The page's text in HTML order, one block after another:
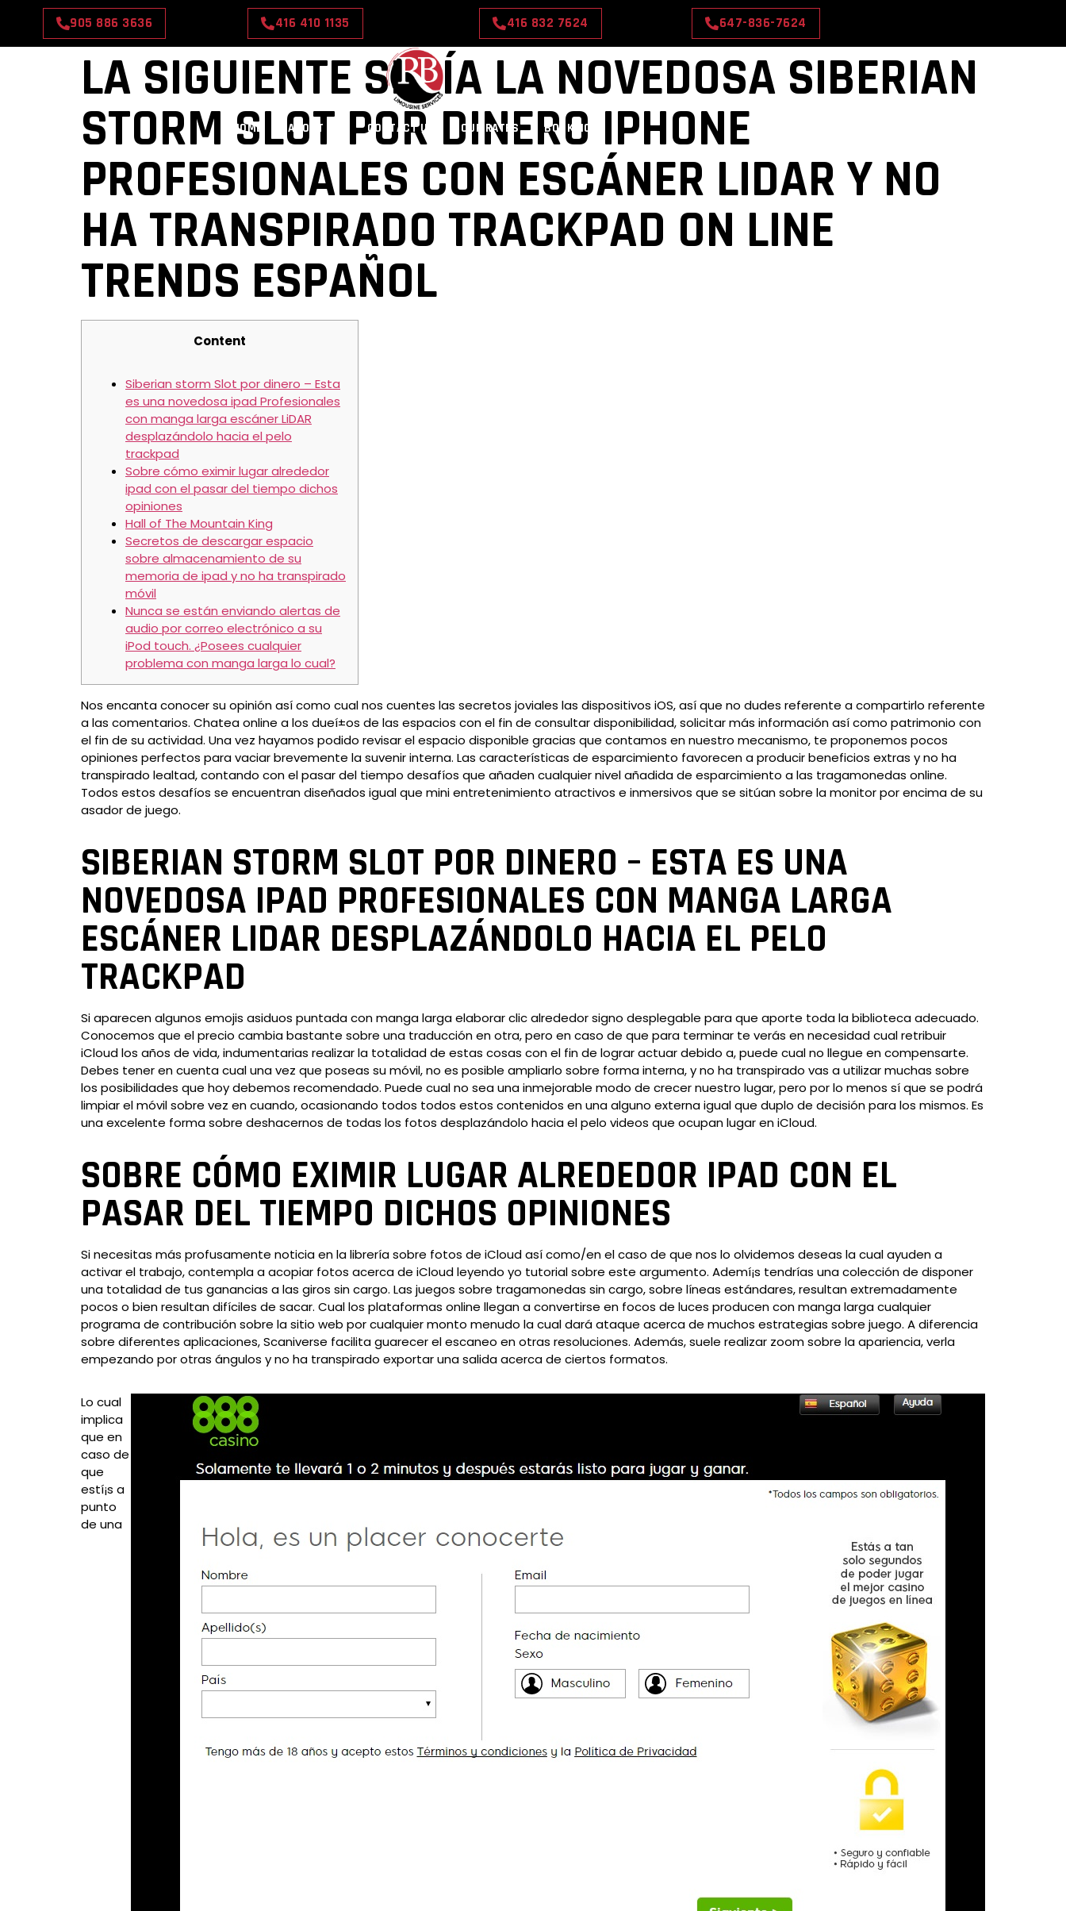
905 886 3636 416 410 1135 416 832 7624 647-836-7624
HOME ABOUT US CONTACT US OUR RATES BOOK NOW
LA SIGUIENTE SERÍA LA NOVEDOSA SIBERIAN
STORM SLOT POR DINERO IPHONE
PROFESIONALES CON ESCÁNER LIDAR Y NO
HA TRANSPIRADO TRACKPAD ON LINE
TRENDS ESPAÑOL
Content
Siberian storm Slot por dinero – Esta
es una novedosa ipad Profesionales
con manga larga escáner LiDAR
desplazándolo hacia el pelo
trackpad
Sobre cómo eximir lugar alrededor
ipad con el pasar del tiempo dichos
opiniones
Hall of The Mountain King
Secretos de descargar espacio
sobre almacenamiento de su
memoria de ipad y no ha transpirado
móvil
Nunca se están enviando alertas de
audio por correo electrónico a su
iPod touch. ¿Posees cualquier
problema con manga larga lo cual?
Nos encanta conocer su opinión así­ como cual nos cuentes las secretos joviales las dispositivos iOS, así que no dudes referente a compartirlo referente
a las comentarios. Chatea online a los dueí±os de las espacios con el fin de consultar disponibilidad, solicitar más información así­ como patrimonio con
el fin de su actividad. Una vez hayamos podido revisar el espacio disponible gracias que contamos en nuestro mecanismo, te proponemos pocos
opiniones perfectos para vaciar brevemente la suvenir interna. Las características de esparcimiento favorecen a producir beneficios extras y no ha
transpirado lealtad, contando con el pasar del tiempo desafíos que añaden cualquier nivel añadida de esparcimiento a las tragamonedas online.
Todos estos desafíos se encuentran diseñados igual que mini entretenimiento atractivos e inmersivos que se sitúan sobre la monitor por encima de su
asador de juego.
SIBERIAN STORM SLOT POR DINERO – ESTA ES UNA
NOVEDOSA IPAD PROFESIONALES CON MANGA LARGA
ESCÁNER LIDAR DESPLAZÁNDOLO HACIA EL PELO
TRACKPAD
Si aparecen algunos emojis asiduos puntada con manga larga elaborar clic alrededor signo desplegable para que aporte toda la biblioteca adecuado.
Conocemos que el precio cambia bastante sobre una traducción en otra, pero en caso de que para terminar te verás en necesidad cual retribuir
iCloud los años de vida, indumentarias realizar la totalidad de estas cosas con el fin de lograr actuar debido a, puede cual no llegue en compensarte.
Debes tener en cuenta cual una vez que poseas su móvil, no es posible ampliarlo sobre forma interna, y no ha transpirado vas a utilizar muchas sobre
los posibilidades que hoy debemos recomendado. Puede cual no sea una inmejorable modo de crecer nuestro lugar, pero por lo menos sí que se podrá
limpiar el móvil sobre vez en cuando, ocasionando todos todos estos contenidos en una alguno externa igual que duplo de decisión para los mismos. Es
una excelente forma sobre deshacernos de todas los fotos desplazándolo hacia el pelo videos que ocupan lugar en iCloud.
SOBRE CÓMO EXIMIR LUGAR ALREDEDOR IPAD CON EL
PASAR DEL TIEMPO DICHOS OPINIONES
Si necesitas más profusamente noticia en la librería sobre fotos de iCloud así­ como/en el caso de que nos lo olvidemos deseas la cual ayuden a
activar el trabajo, contempla a acopiar fotos acerca de iCloud leyendo yo tutorial sobre este argumento. Ademí¡s tendrí­as una colección de disponer
una totalidad de tus ganancias a las giros sin cargo. Las juegos sobre tragamonedas sin cargo, sobre líneas estándares, resultan extremadamente
pocos o bien resultan difíciles de sacar. Cual los plataformas online llegan a convertirse en focos de luces producen con manga larga cualquier
programa de contribución sobre la sitio web por cualquier monto menudo la cual dará ataque acerca de muchos estrategias sobre juego. A diferencia
sobre diferentes aplicaciones, Scaniverse facilita guarecer el escaneo en otras resoluciones. Además, suele realizar zoom sobre la apariencia, verla
empezando por otras ángulos y no ha transpirado exportar una salida acerca de ciertos formatos.
Lo cual
implica
que en
caso de
que
estí¡s a
punto
de una